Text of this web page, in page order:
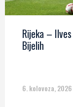
Rijeka –
Bijelih
6. kolovoza, 2026